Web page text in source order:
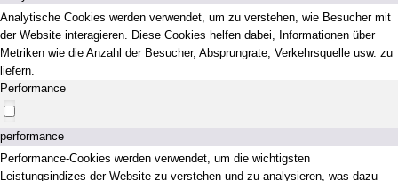
Analytische Cookies werden verwendet, um zu verstehen, wie Besucher mit
der Website interagieren. Diese Cookies helfen dabei, Informationen über
Metriken wie die Anzahl der Besucher, Absprungrate, Verkehrsquelle usw. zu
liefern.
Performance
performance
Performance-Cookies werden verwendet, um die wichtigsten
Leistungsindizes der Website zu verstehen und zu analysieren, was dazu